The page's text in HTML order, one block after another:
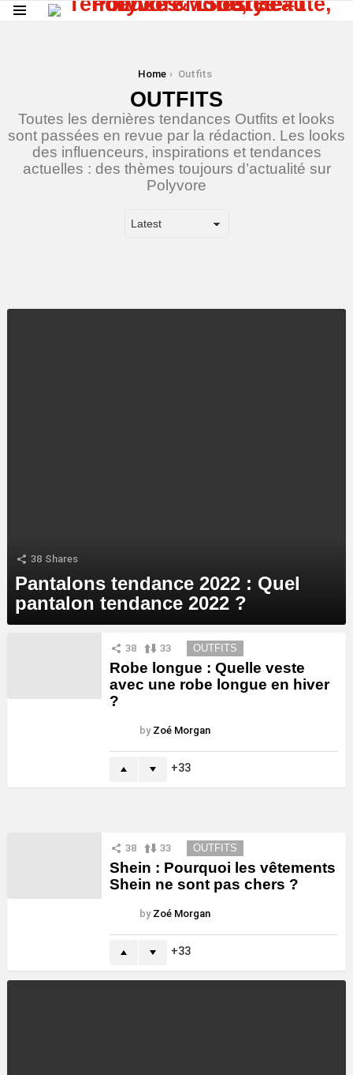
Home Outfits
OUTFITS
Toutes les dernières tendances Outfits et looks
sont passées en revue par la rédaction. Les looks
des influenceurs, inspirations et tendances
actuelles : des thèmes toujours d’actualité sur
Polyvore
38 Shares
Pantalons tendance 2022 : Quel
pantalon tendance 2022 ?
38 33 OUTFITS
Robe longue : Quelle veste
avec une robe longue en hiver
?
by Zoé Morgan
33
38 33 OUTFITS
Shein : Pourquoi les vêtements
Shein ne sont pas chers ?
by Zoé Morgan
33